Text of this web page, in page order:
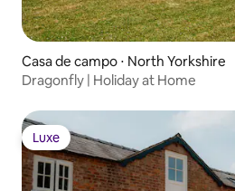
Casa de campo ⋅ North Yorkshire
Dragonfly | Holiday at Home
Luxe
Luxe